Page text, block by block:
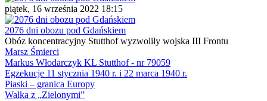
piątek, 16 września 2022 18:15
2076 dni obozu pod Gdańskiem
Obóz koncentracyjny Stutthof wyzwoliły wojska III Frontu
Marsz Śmierci
Markus Włodarczyk KL Stutthof - nr 79059
Egzekucje 11 stycznia 1940 r. i 22 marca 1940 r.
Piaski – granica Europy
Walka z „Zielonymi”